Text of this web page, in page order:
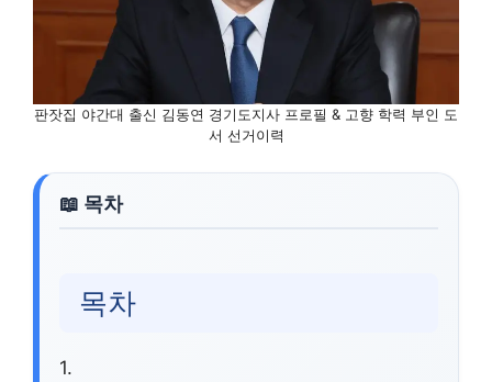
판잣집 야간대 출신 김동연 경기도지사 프로필 & 고향 학력 부인 도
서 선거이력
목차